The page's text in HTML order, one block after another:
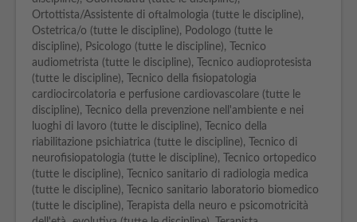
Ortottista/Assistente di oftalmologia (tutte le discipline),
Ostetrica/o (tutte le discipline), Podologo (tutte le
discipline), Psicologo (tutte le discipline), Tecnico
audiometrista (tutte le discipline), Tecnico audioprotesista
(tutte le discipline), Tecnico della fisiopatologia
cardiocircolatoria e perfusione cardiovascolare (tutte le
discipline), Tecnico della prevenzione nell'ambiente e nei
luoghi di lavoro (tutte le discipline), Tecnico della
riabilitazione psichiatrica (tutte le discipline), Tecnico di
neurofisiopatologia (tutte le discipline), Tecnico ortopedico
(tutte le discipline), Tecnico sanitario di radiologia medica
(tutte le discipline), Tecnico sanitario laboratorio biomedico
(tutte le discipline), Terapista della neuro e psicomotricità